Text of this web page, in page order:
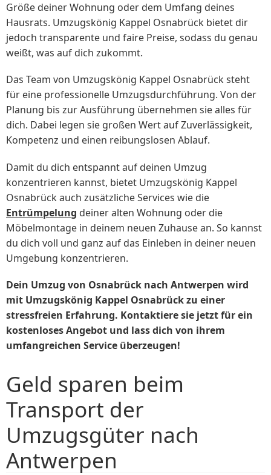
Größe deiner Wohnung oder dem Umfang deines
Hausrats. Umzugskönig Kappel Osnabrück bietet dir
jedoch transparente und faire Preise, sodass du genau
weißt, was auf dich zukommt.
Das Team von Umzugskönig Kappel Osnabrück steht
für eine professionelle Umzugsdurchführung. Von der
Planung bis zur Ausführung übernehmen sie alles für
dich. Dabei legen sie großen Wert auf Zuverlässigkeit,
Kompetenz und einen reibungslosen Ablauf.
Damit du dich entspannt auf deinen Umzug
konzentrieren kannst, bietet Umzugskönig Kappel
Osnabrück auch zusätzliche Services wie die
Entrümpelung deiner alten Wohnung oder die
Möbelmontage in deinem neuen Zuhause an. So kannst
du dich voll und ganz auf das Einleben in deiner neuen
Umgebung konzentrieren.
Dein Umzug von Osnabrück nach Antwerpen wird
mit Umzugskönig Kappel Osnabrück zu einer
stressfreien Erfahrung. Kontaktiere sie jetzt für ein
kostenloses Angebot und lass dich von ihrem
umfangreichen Service überzeugen!
Geld sparen beim
Transport der
Umzugsgüter nach
Antwerpen